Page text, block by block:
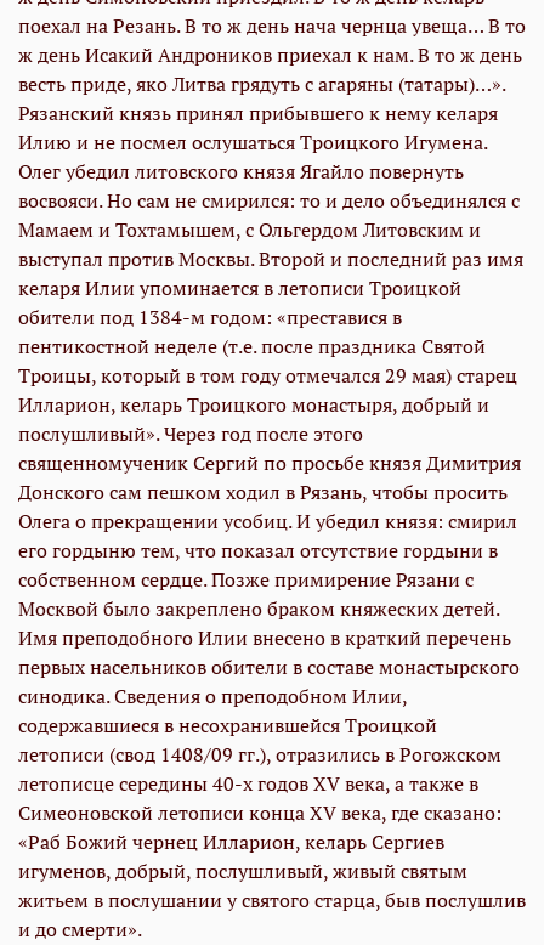
поехал на Резань. В то ж день нача чернца увеща… В то
ж день Исакий Андроников приехал к нам. В то ж день
весть приде, яко Литва грядуть с агаряны (татары)…».
Рязанский князь принял прибывшего к нему келаря
Илию и не посмел ослушаться Троицкого Игумена.
Олег убедил литовского князя Ягайло повернуть
восвояси. Но сам не смирился: то и дело объединялся с
Мамаем и Тохтамышем, с Ольгердом Литовским и
выступал против Москвы. Второй и последний раз имя
келаря Илии упоминается в летописи Троицкой
обители под 1384-м годом: «преставися в
пентикостной неделе (т.е. после праздника Святой
Троицы, который в том году отмечался 29 мая) старец
Илларион, келарь Троицкого монастыря, добрый и
послушливый». Через год после этого
священномученик Сергий по просьбе князя Димитрия
Донского сам пешком ходил в Рязань, чтобы просить
Олега о прекращении усобиц. И убедил князя: смирил
его гордыню тем, что показал отсутствие гордыни в
собственном сердце. Позже примирение Рязани с
Москвой было закреплено браком княжеских детей.
Имя преподобного Илии внесено в краткий перечень
первых насельников обители в составе монастырского
синодика. Сведения о преподобном Илии,
содержавшиеся в несохранившейся Троицкой
летописи (свод 1408/09 гг.), отразились в Рогожском
летописце середины 40-х годов XV века, а также в
Симеоновской летописи конца XV века, где сказано:
«Раб Божий чернец Илларион, келарь Сергиев
игуменов, добрый, послушливый, живый святым
житьем в послушании у святого старца, быв послушлив
и до смерти».